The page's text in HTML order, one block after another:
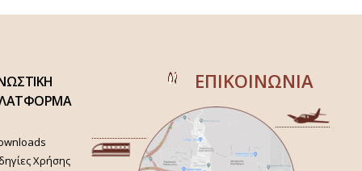
Χρήσης
ΕΠΙΚΟΙΝΩΝΙΑ